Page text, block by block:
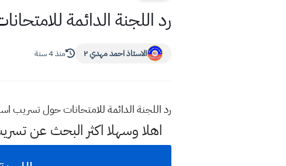
رد اللجنة الدائمة للامتحانات
الاستاذ احمد مهدي ٢ منذ 4 سنة
رد اللجنة الدائمة للامتحانات حول تسريب اسئلة
اهلا وسهلا اكثر البحث عن